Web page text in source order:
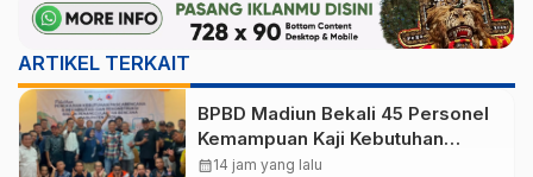
ARTIKEL TERKAIT
BPBD Madiun Bekali 45 Personel
Kemampuan Kaji Kebutuhan
Pasca Bencana
calendar_month14 jam yang lalu